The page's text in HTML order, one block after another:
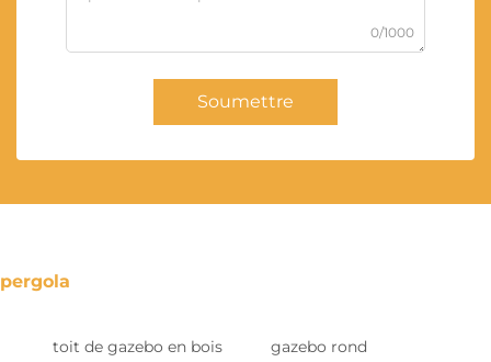
0/1000
Soumettre
pergola
toit de gazebo en bois gazebo rond